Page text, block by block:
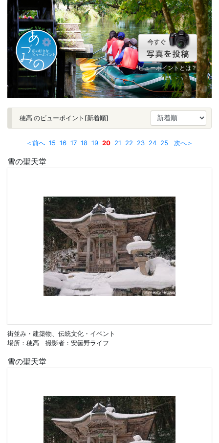
ビューポイントとは？
穂高 のビューポイント[新着順]
＜前へ 15 16 17 18 19 20 21 22 23 24 25 次へ＞
雪の聖天堂
街並み・建築物、伝統文化・イベント
場所：穂高 撮影者：安曇野ライフ
雪の聖天堂